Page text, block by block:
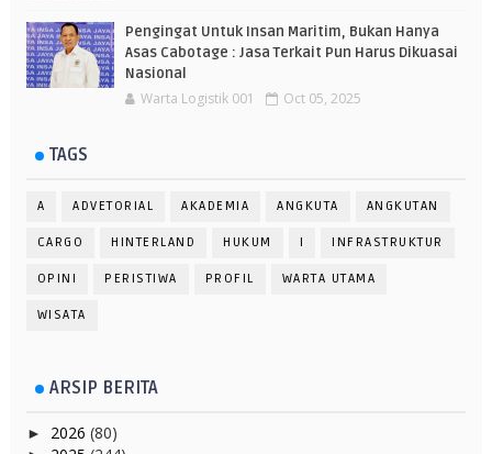
Pengingat Untuk Insan Maritim, Bukan Hanya
Asas Cabotage : Jasa Terkait Pun Harus Dikuasai
Nasional
Warta Logistik 001 Oct 05, 2025
TAGS
A ADVETORIAL AKADEMIA ANGKUTA ANGKUTAN
CARGO HINTERLAND HUKUM I INFRASTRUKTUR
OPINI PERISTIWA PROFIL WARTA UTAMA
WISATA
ARSIP BERITA
► 2026 (80)